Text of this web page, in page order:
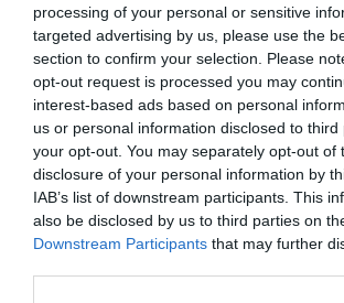
processing of your personal or sensitive
targeted advertising by us, please use the
section to confirm your selection. Please
opt-out request is processed you may
interest-based ads based on personal
us or personal information disclosed to
your opt-out. You may separately opt-out of
disclosure of your personal information by
IAB’s list of downstream participants. This
also be disclosed by us to third parties on
Downstream Participants that may further
Πληροφορίες / Κρατήσεις:
Τηλ: 2103734934 |spititiskyprou.gr
Ακολουθήστε το Culturenow.gr στο
μάθετε πρώτοι όλες τις ειδήσεις
Δείτε όλα τατελευταία νέαγια την
Πολιτισμό στοCulturenow.gr